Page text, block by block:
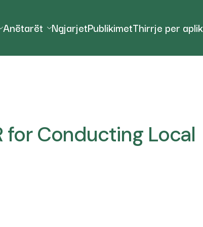
Anëtarët NgjarjetPublikimetThirrje per
for Conducting Local